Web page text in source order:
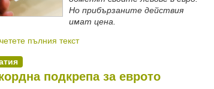
Но прибързаните действия
имат цена.
пълния текст
подкрепа за еврото